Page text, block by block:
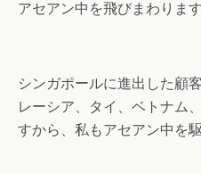
アセアン中を飛びまわります
シンガポールに進出した顧
レーシア、タイ、ベトナム
すから、私もアセアン中を